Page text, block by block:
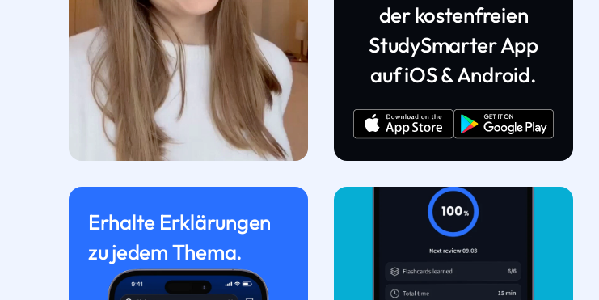
der kostenfreien
StudySmarter App
auf iOS & Android.
Erhalte Erklärungen
zu jedem Thema.